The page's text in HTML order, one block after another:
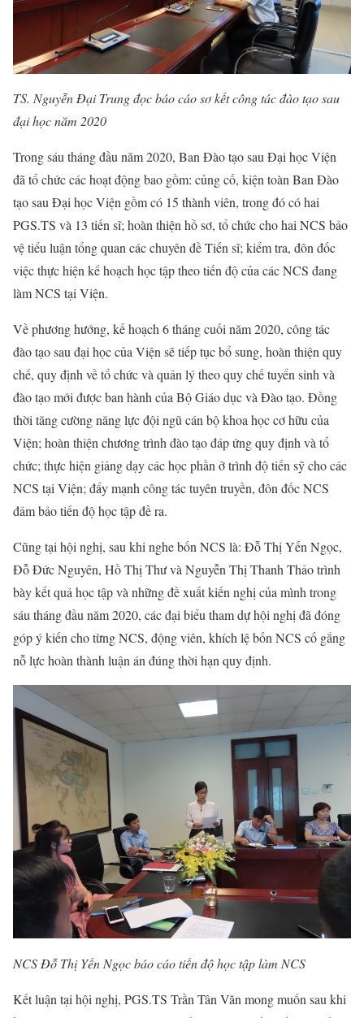
TS. Nguyễn Đại Trung đọc báo cáo sơ kết công tác đào tạo sau
đại học năm 2020
Trong sáu tháng đầu năm 2020, Ban Đào tạo sau Đại học Viện
đã tổ chức các hoạt động bao gồm: củng cố, kiện toàn Ban Đào
tạo sau Đại học Viện gồm có 15 thành viên, trong đó có hai
PGS.TS và 13 tiến sĩ; hoàn thiện hồ sơ, tổ chức cho hai NCS bảo
vệ tiểu luận tổng quan các chuyên đề Tiến sĩ; kiểm tra, đôn đốc
việc thực hiện kế hoạch học tập theo tiến độ của các NCS đang
làm NCS tại Viện.
Về phương hướng, kế hoạch 6 tháng cuối năm 2020, công tác
đào tạo sau đại học của Viện sẽ tiếp tục bổ sung, hoàn thiện quy
chế, quy định về tổ chức và quản lý theo quy chế tuyển sinh và
đào tạo mới được ban hành của Bộ Giáo dục và Đào tạo. Đồng
thời tăng cường năng lực đội ngũ cán bộ khoa học cơ hữu của
Viện; hoàn thiện chương trình đào tạo đáp ứng quy định và tổ
chức; thực hiện giảng dạy các học phần ở trình độ tiến sỹ cho các
NCS tại Viện; đẩy mạnh công tác tuyên truyền, đôn đốc NCS
đảm bảo tiến độ học tập đề ra.
Cũng tại hội nghị, sau khi nghe bốn NCS là: Đỗ Thị Yến Ngọc,
Đỗ Đức Nguyên, Hồ Thị Thư và Nguyễn Thị Thanh Thảo trình
bày kết quả học tập và những đề xuất kiến nghị của mình trong
sáu tháng đầu năm 2020, các đại biểu tham dự hội nghị đã đóng
góp ý kiến cho từng NCS, động viên, khích lệ bốn NCS cố gắng
nỗ lực hoàn thành luận án đúng thời hạn quy định.
NCS Đỗ Thị Yến Ngọc báo cáo tiến độ học tập làm NCS
Kết luận tại hội nghị, PGS.TS Trần Tân Văn mong muốn sau khi